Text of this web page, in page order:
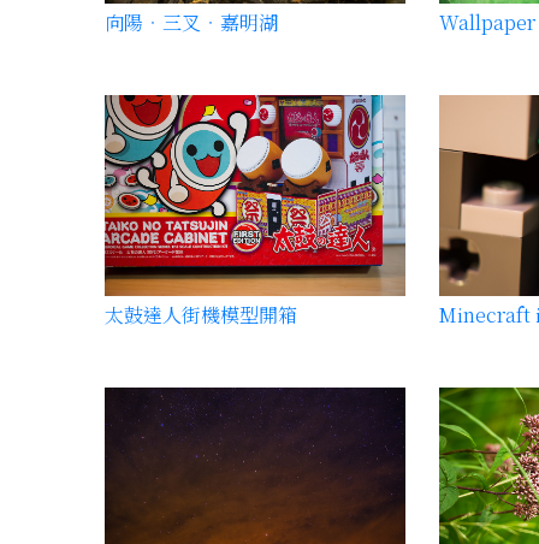
向陽‧三叉‧嘉明湖
太鼓達人街機模型開箱